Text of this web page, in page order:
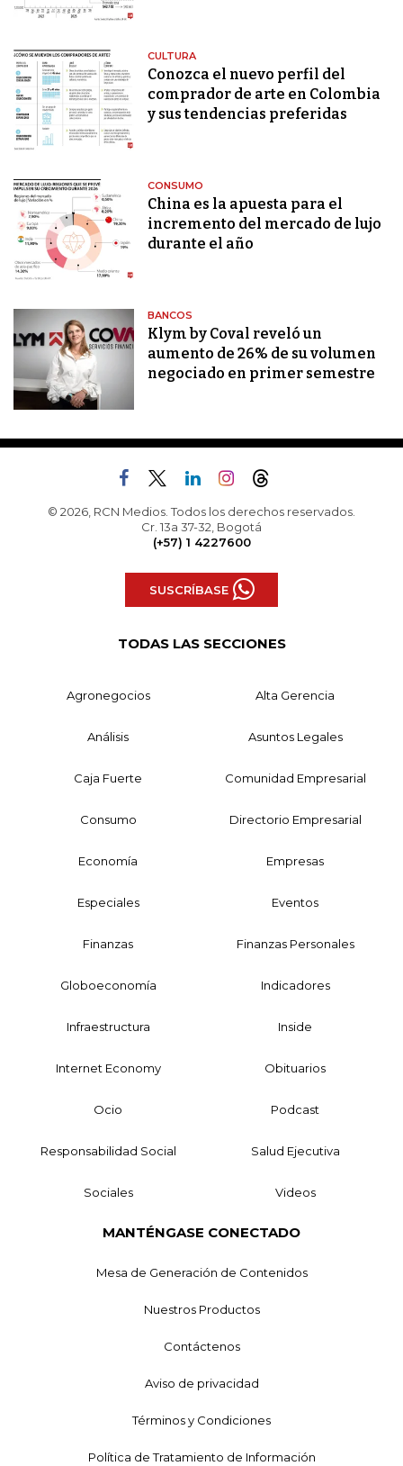
CULTURA
Conozca el nuevo perfil del
comprador de arte en Colombia
y sus tendencias preferidas
CONSUMO
China es la apuesta para el
incremento del mercado de lujo
durante el año
BANCOS
Klym by Coval reveló un
aumento de 26% de su volumen
negociado en primer semestre
© 2026, RCN Medios. Todos los derechos reservados.
Cr. 13a 37-32, Bogotá
(+57) 1 4227600
SUSCRÍBASE
TODAS LAS SECCIONES
Agronegocios Alta Gerencia
Análisis Asuntos Legales
Caja Fuerte Comunidad Empresarial
Consumo Directorio Empresarial
Economía Empresas
Especiales Eventos
Finanzas Finanzas Personales
Globoeconomía Indicadores
Infraestructura Inside
Internet Economy Obituarios
Ocio Podcast
Responsabilidad Social Salud Ejecutiva
Sociales Videos
MANTÉNGASE CONECTADO
Mesa de Generación de Contenidos
Nuestros Productos
Contáctenos
Aviso de privacidad
Términos y Condiciones
Política de Tratamiento de Información